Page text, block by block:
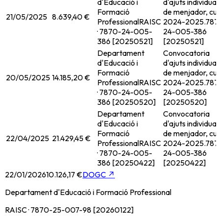
21/05/2025 8.639,40 €
Formació
ProfessionalRAISC
· 7870-24-005-
386 [20250521]
de menjador,
2024-2025.
24-005-386
[20250521]
20/05/2025 14.185,20 €
Departament
d'Educació i
Formació
ProfessionalRAISC
· 7870-24-005-
386 [20250520]
Convocatoria
d'ajuts
de menjador,
2024-2025.
24-005-386
[20250520]
22/04/2025 21.429,45 €
Departament
d'Educació i
Formació
ProfessionalRAISC
· 7870-24-005-
386 [20250422]
Convocatoria
d'ajuts
de menjador,
2024-2025.
24-005-386
[20250422]
22/01/202610.126,17 €DOGC ↗
Departament d'Educació i Formació Professional
RAISC · 7870-25-007-98 [20260122]